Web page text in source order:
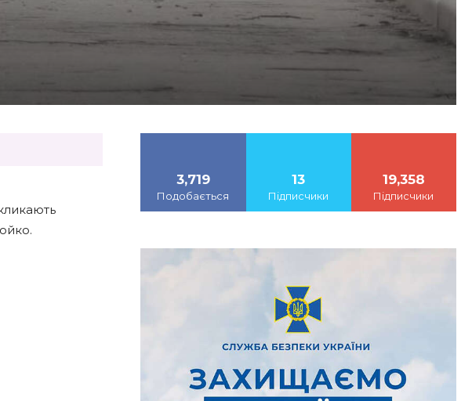
3,719
Подобається
13
Підписчики
19,358
Підписчики